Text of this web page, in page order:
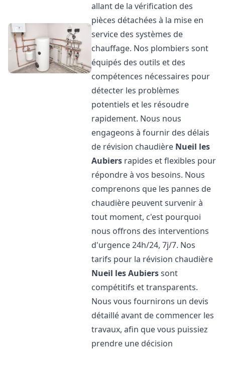
allant de la vérification des
pièces détachées à la mise en
service des systèmes de
chauffage. Nos plombiers sont
équipés des outils et des
compétences nécessaires pour
détecter les problèmes
potentiels et les résoudre
rapidement. Nous nous
engageons à fournir des délais
de révision chaudière Nueil les
Aubiers rapides et flexibles pour
répondre à vos besoins. Nous
comprenons que les pannes de
chaudière peuvent survenir à
tout moment, c'est pourquoi
nous offrons des interventions
d'urgence 24h/24, 7j/7. Nos
tarifs pour la révision chaudière
Nueil les Aubierssont
compétitifs et transparents.
Nous vous fournirons un devis
détaillé avant de commencer les
travaux, afin que vous puissiez
prendre une décision